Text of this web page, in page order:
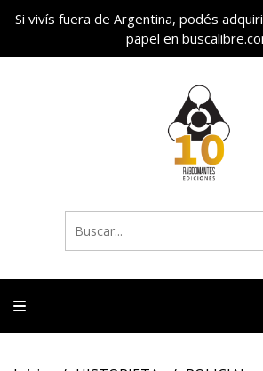
Si vivís fuera de Argentina, podés
papel en